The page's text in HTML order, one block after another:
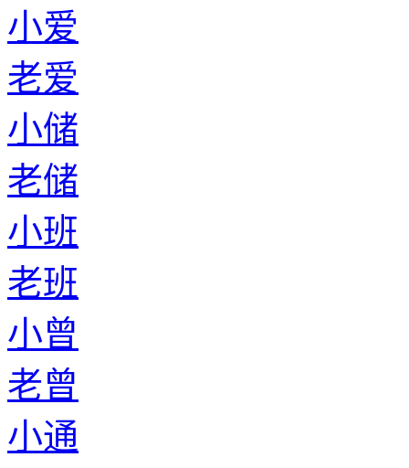
小爱
老爱
小储
老储
小班
老班
小曾
老曾
小通